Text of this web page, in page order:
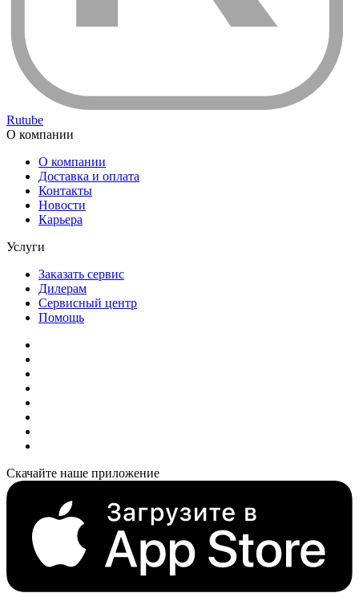
Rutube
О компании
О компании
Доставка и оплата
Контакты
Новости
Карьера
Услуги
Заказать сервис
Дилерам
Сервисный центр
Помощь
Скачайте наше приложение